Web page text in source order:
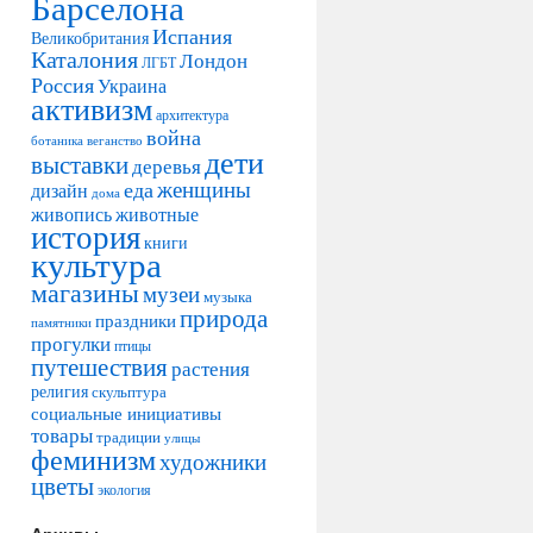
ВеликобританияИспания
Каталония ЛГБТ Лондон
РоссияУкраина
активизм архитектура
ботаника веганство война
выставкидеревьядети
дизайн дома едаженщины
живописьживотные
историякниги
культура
магазинымузеимузыка
памятники праздникиприрода
прогулкиптицы
путешествиярастения
религияскульптура
социальные инициативы
товарытрадиции улицы
феминизмхудожники
цветы экология